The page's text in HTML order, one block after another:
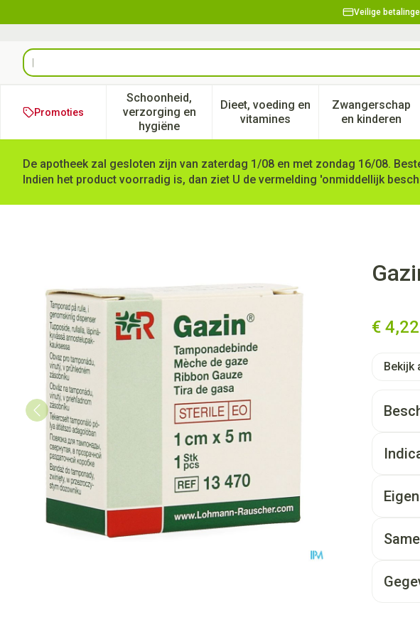
Veilige
Product, merk, categorie...
Promoties
Schoonheid,
verzorging en
hygiëne
Toon submenu voor Schoonheid, verzorging en
Dieet, voeding en
vitaminesToon submenu voor Dieet,
Zwangerschap
en kinderen
Toon
De apotheek zal gesloten zijn van zaterdag 1/08 en met zondag 16/08.
Indien het product voorradig is, dan ziet U de vermelding 'onmiddellijk
Gazin Gaaswieken Steriel Opgerold
€ 4,22
Bekijk